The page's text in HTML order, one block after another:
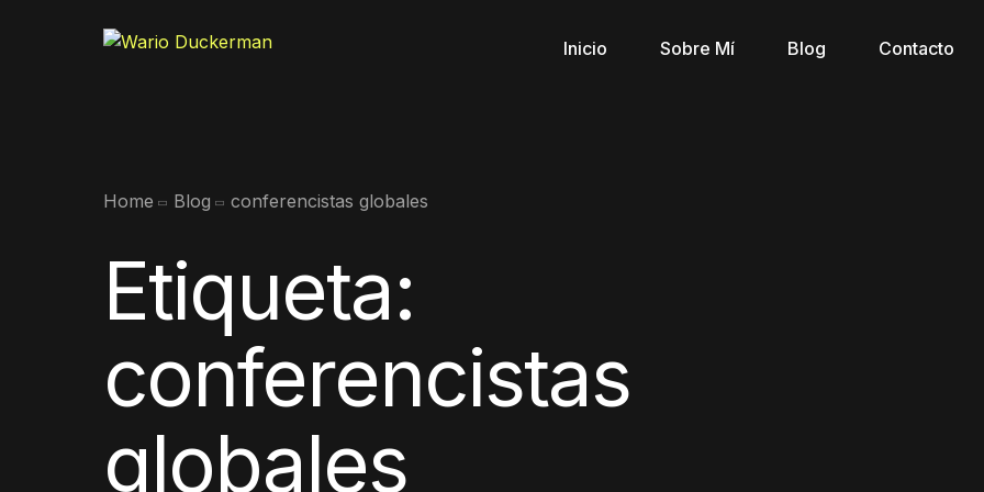
Inicio Sobre Mí Blog Contacto
Home Blog conferencistas globales
Etiqueta:
conferencistas
globales